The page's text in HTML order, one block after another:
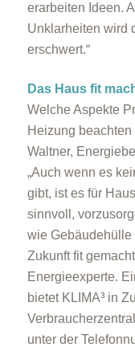
erarbeiten Ideen.
Unklarheiten wird
erschwert.“
Das Haus fit
Welche Aspekte
Heizung
Waltner,
„Auch wenn es
gibt, ist es für
sinnvoll,
wie
Zukunft fit
Energieexperte.
bietet KLIMA³ in
unter der